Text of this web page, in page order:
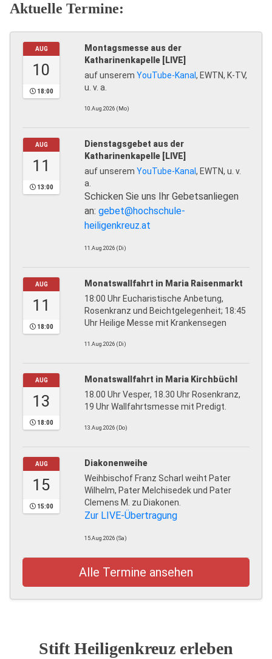
Aktuelle Termine:
AUG
10
18:00
Montagsmesse aus der
Katharinenkapelle [LIVE]
auf unserem YouTube-Kanal, EWTN, K-TV,
u. v. a.
10.Aug.2026 (Mo)
AUG
11
13:00
Dienstagsgebet aus der
Katharinenkapelle [LIVE]
auf unserem YouTube-Kanal, EWTN, u. v.
a.
Schicken Sie uns Ihr Gebetsanliegen
an: gebet@hochschule-
heiligenkreuz.at
11.Aug.2026 (Di)
AUG
11
18:00
Monatswallfahrt in Maria Raisenmarkt
18:00 Uhr Eucharistische Anbetung,
Rosenkranz und Beichtgelegenheit; 18:45
Uhr Heilige Messe mit Krankensegen
11.Aug.2026 (Di)
AUG
13
18:00
Monatswallfahrt in Maria Kirchbüchl
18.00 Uhr Vesper, 18.30 Uhr Rosenkranz,
19 Uhr Wallfahrtsmesse mit Predigt.
13.Aug.2026 (Do)
AUG
15
15:00
Diakonenweihe
Weihbischof Franz Scharl weiht Pater
Wilhelm, Pater Melchisedek und Pater
Clemens M. zu Diakonen.
Zur LIVE-Übertragung
15.Aug.2026 (Sa)
Alle Termine ansehen
Stift Heiligenkreuz erleben